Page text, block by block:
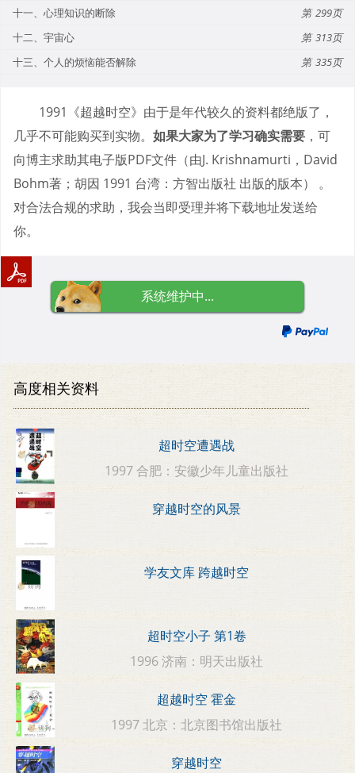
十一、心理知识的断除
299
十二、宇宙心
313
十三、个人的烦恼能否解除
335
1991《超越时空》由于是年代较久的资料都绝版了，
几乎不可能购买到实物。 如果大家为了学习确实需要 ，可
向博主求助其电子版PDF文件（由J. Krishnamurti，David
Bohm著；胡因 1991 台湾：方智出版社 出版的版本） 。
对合法合规的求助，我会当即受理并将下载地址发送给
你。
系统维护中...
高度相关资料
超时空遭遇战
1997 合肥：安徽少年儿童出版社
穿越时空的风景
学友文库 跨越时空
超时空小子 第1卷
1996 济南：明天出版社
超越时空 霍金
1997 北京：北京图书馆出版社
穿越时空